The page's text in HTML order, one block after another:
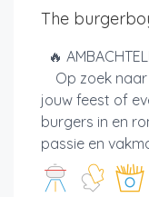
The
🔥
Op zoek naar
jouw feest of
burgers in en
passie en